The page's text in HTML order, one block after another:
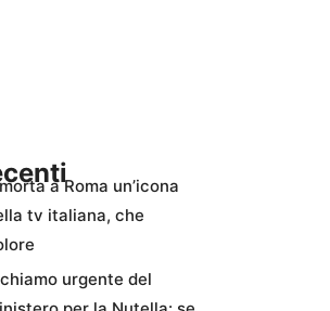
a Roma un’icona
tv italiana, che
urgente del